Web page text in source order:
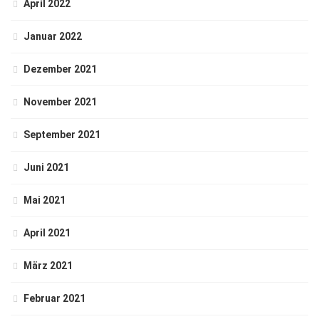
April 2022
Januar 2022
Dezember 2021
November 2021
September 2021
Juni 2021
Mai 2021
April 2021
März 2021
Februar 2021